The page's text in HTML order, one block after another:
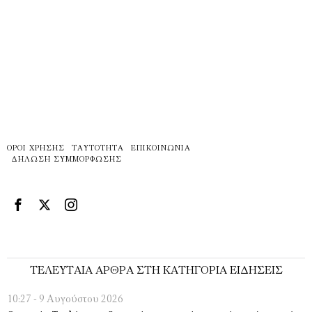
ΌΡΟΙ ΧΡΉΣΗΣ ΤΑΥΤΌΤΗΤΑ
ΕΠΙΚΟΙΝΩΝΊΑ
ΔΉΛΩΣΗ ΣΥΜΜΌΡΦΩΣΗΣ
ΤΕΛΕΥΤΑΊΑ ΆΡΘΡΑ ΣΤΗ ΚΑΤΗΓΟΡΊΑ ΕΙΔΉΣΕΙΣ
10:27 - 9 Αυγούστου 2026